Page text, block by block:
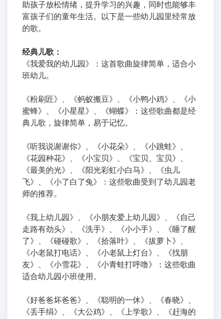
助孩子放松情绪，提升学习的兴趣，同时也能够丰
富孩子们的童年生活。以下是一些幼儿园里经常放
的歌。
经典儿歌：
《我爱我的幼儿园》：这首歌曲旋律简单，适合小
班幼儿。
《粉刷匠》、《蚂蚁搬豆》、《小鸭小鸡》、《小
蜜蜂》、《小星星》、《蝴蝶》：这些歌曲都是经
典儿歌，旋律简单，易于记忆。
《听我说谢谢你》、《小花朵》、《小跳蛙》、
《花园种花》、《小宝贝》、《宝贝、宝贝》、
《最美的光》、《阳光彩虹小白马》、《虫儿
飞》、《小了白了兔》：这些歌曲受到了幼儿园老
师的推荐。
《我上幼儿园》、《小朋友爱上幼儿园》、《自己
走路有劲头》、《洗手》、《小小手》、《睡了醒
了》、《碰碰歌》、《拾落叶》、《拔萝卜》、
《小老鼠打电话》、《小老鼠上灯台》、《找朋
友》、《小雪花》、《小青蛙打呼噜》：这些歌曲
适合幼儿园小班使用。
《好爸爸坏爸爸》、《聪明的一休》、《春晓》、
《丢手绢》、《大公鸡》、《上学歌》、《赶海的